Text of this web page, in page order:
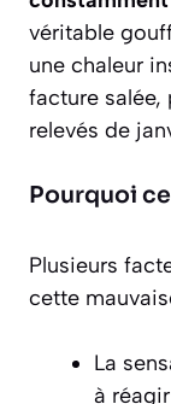
véritable
une chaleur
facture salée,
relevés de
Pourquoi
Plusieurs
cette
La
à